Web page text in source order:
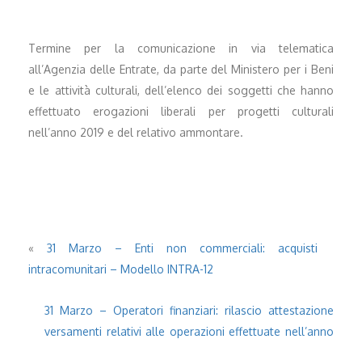
Termine per la comunicazione in via telematica
all’Agenzia delle Entrate, da parte del Ministero per i Beni
e le attività culturali, dell’elenco dei soggetti che hanno
effettuato erogazioni liberali per progetti culturali
nell’anno 2019 e del relativo ammontare.
« 31 Marzo – Enti non commerciali: acquisti
intracomunitari – Modello INTRA-12
31 Marzo – Operatori finanziari: rilascio attestazione
versamenti relativi alle operazioni effettuate nell’anno